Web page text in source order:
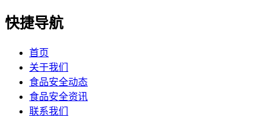
快捷导航
首页
关于我们
食品安全动态
食品安全资讯
联系我们